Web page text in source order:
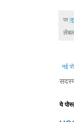
पर
नई
ये